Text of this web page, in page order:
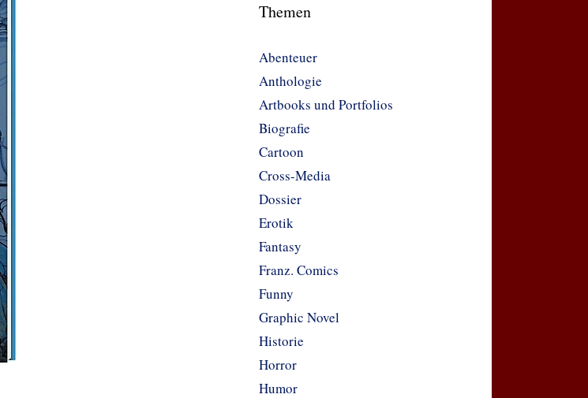
Themen
Abenteuer
Anthologie
Artbooks und Portfolios
Biografie
Cartoon
Cross-Media
Dossier
Erotik
Fantasy
Franz. Comics
Funny
Graphic Novel
Historie
Horror
Humor